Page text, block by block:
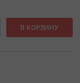
В КОРЗИНУ